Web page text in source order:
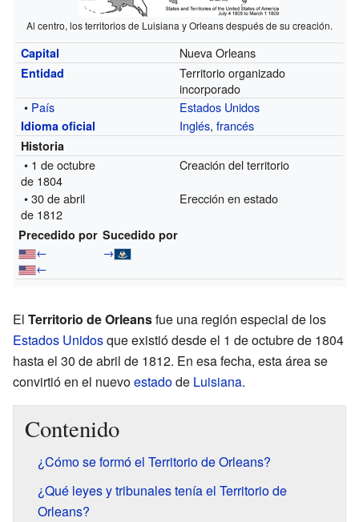
Al centro, los territorios de Luisiana y Orleans después de su creación.
Capital Nueva Orleans
Entidad
Territorio organizado
incorporado
• País Estados Unidos
Idioma oficial Inglés,francés
Historia
• 1 de octubre
de 1804
Creación del territorio
• 30 de abril
de 1812
Erección en estado
Precedido por Sucedido por
←
←
→
El Territorio de Orleansfue una región especial de los
Estados Unidosque existió desde el 1 de octubre de 1804
hasta el 30 de abril de 1812. En esa fecha, esta área se
convirtió en el nuevoestadode Luisiana.
Contenido
¿Cómo se formó el Territorio de Orleans?
¿Qué leyes y tribunales tenía el Territorio de
Orleans?